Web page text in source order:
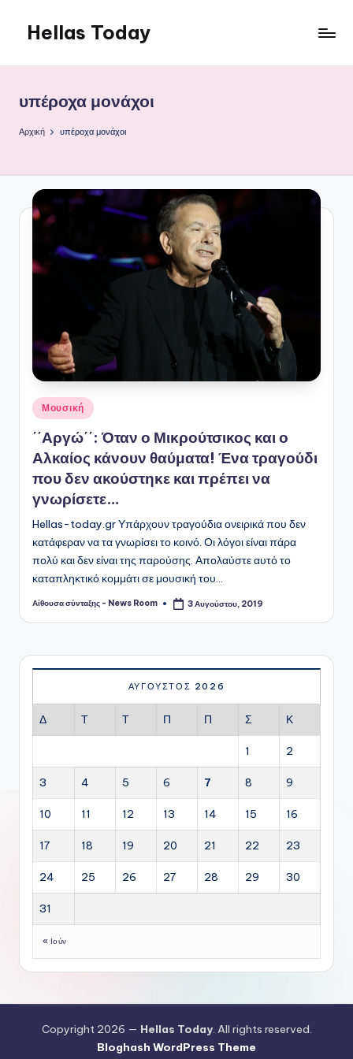
Μετάβαση
περιεχόμενο
Hellas Today
υπέροχα μονάχοι
Αρχική υπέροχα μονάχοι
Αναρτήθηκε
σε
Μουσική
΄΄Αργώ΄΄: Όταν ο Μικρούτσικος και ο
Αλκαίος κάνουν θαύματα! Ένα τραγούδι
που δεν ακούστηκε και πρέπει να
γνωρίσετε…
Hellas-today.gr Υπάρχουν τραγούδια ονειρικά που δεν
κατάφεραν να τα γνωρίσει το κοινό. Οι λόγοι είναι πάρα
πολύ και δεν είναι της παρούσης. Απολαύστε αυτό το
καταπληκτικό κομμάτι σε μουσική του…
Συγγραφέας:
Αίθουσα σύνταξης - News Room 3 Αυγούστου, 2019
ΑΎΓΟΥΣΤΟΣ 2026
Δ Τ Τ Π Π Σ Κ
1 2
3 4 5 6 7 8 9
10 11 12 13 14 15 16
17 18 19 20 21 22 23
24 25 26 27 28 29 30
31
« Ιούν
Copyright 2026 — Hellas Today. All rights reserved.
Bloghash WordPress Theme